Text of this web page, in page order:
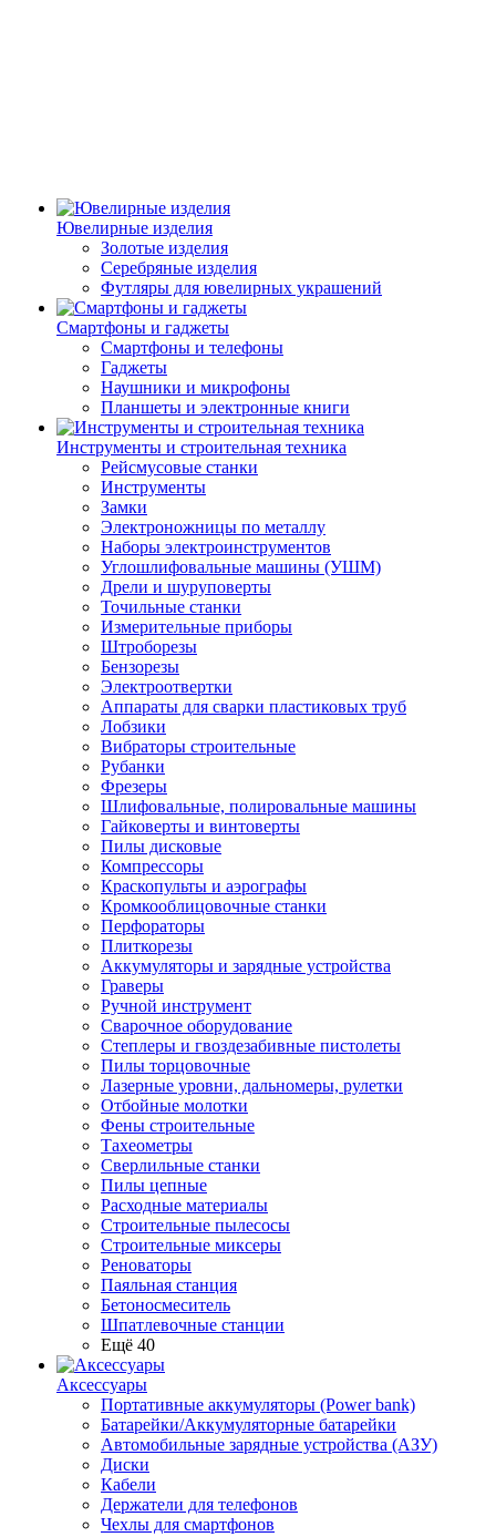
Ювелирные изделия
Золотые изделия
Серебряные изделия
Футляры для ювелирных украшений
Смартфоны и гаджеты
Смартфоны и телефоны
Гаджеты
Наушники и микрофоны
Планшеты и электронные книги
Инструменты и строительная техника
Рейсмусовые станки
Инструменты
Замки
Электроножницы по металлу
Наборы электроинструментов
Углошлифовальные машины (УШМ)
Дрели и шуруповерты
Точильные станки
Измерительные приборы
Штроборезы
Бензорезы
Электроотвертки
Аппараты для сварки пластиковых труб
Лобзики
Вибраторы строительные
Рубанки
Фрезеры
Шлифовальные, полировальные машины
Гайковерты и винтоверты
Пилы дисковые
Компрессоры
Краскопульты и аэрографы
Кромкооблицовочные станки
Перфораторы
Плиткорезы
Аккумуляторы и зарядные устройства
Граверы
Ручной инструмент
Сварочное оборудование
Степлеры и гвоздезабивные пистолеты
Пилы торцовочные
Лазерные уровни, дальномеры, рулетки
Отбойные молотки
Фены строительные
Тахеометры
Сверлильные станки
Пилы цепные
Расходные материалы
Строительные пылесосы
Строительные миксеры
Реноваторы
Паяльная станция
Бетоносмеситель
Шпатлевочные станции
Ещё 40
Аксессуары
Портативные аккумуляторы (Power bank)
Батарейки/Аккумуляторные батарейки
Автомобильные зарядные устройства (АЗУ)
Диски
Кабели
Держатели для телефонов
Чехлы для смартфонов